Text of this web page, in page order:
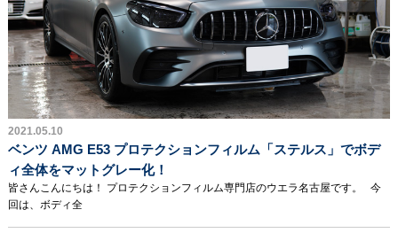
2021.05.10
ベンツ AMG E53 プロテクションフィルム「ステルス」でボデ
ィ全体をマットグレー化！
皆さんこんにちは！ プロテクションフィルム専門店のウエラ名古屋です。 今
回は、ボディ全